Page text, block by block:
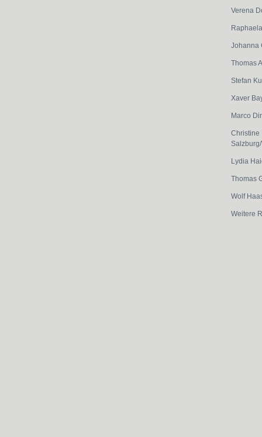
Verena
Johanna
Thomas
Stefan
Xaver
Marco
Lydia
Thomas
Wolf
Weitere